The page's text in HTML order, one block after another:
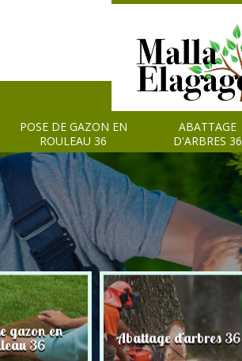
POSE DE GAZON EN
ROULEAU 36
ABATTAGE
D'ARBRES 36
gazon en
36 Abattage d'arbres 36